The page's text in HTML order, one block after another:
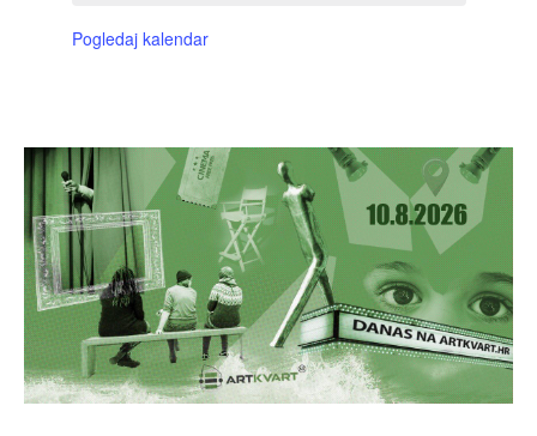
Pogledaj kalendar